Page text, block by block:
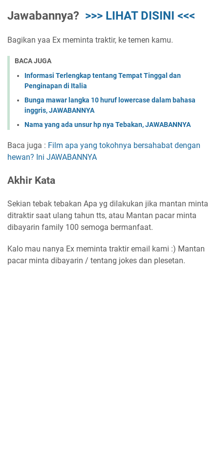
Jawabannya? >>> LIHAT DISINI <<<
Bagikan yaa Ex meminta traktir, ke temen kamu.
BACA JUGA
Informasi Terlengkap tentang Tempat Tinggal dan
Penginapan di Italia
Bunga mawar langka 10 huruf lowercase dalam bahasa
inggris, JAWABANNYA
Nama yang ada unsur hp nya Tebakan, JAWABANNYA
Baca juga : Film apa yang tokohnya bersahabat dengan
hewan? Ini JAWABANNYA
Akhir Kata
Sekian tebak tebakan Apa yg dilakukan jika mantan minta
ditraktir saat ulang tahun tts, atau Mantan pacar minta
dibayarin family 100 semoga bermanfaat.
Kalo mau nanya Ex meminta traktir email kami :) Mantan
pacar minta dibayarin / tentang jokes dan plesetan.